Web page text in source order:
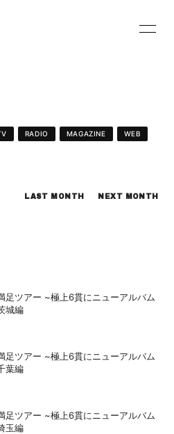
Youtube
PHOTO
RADIO MAGAZINE WEB
LAST MONTH NEXT MONTH
足ツアー ~極上6貫にニューアルバム
城編
足ツアー ~極上6貫にニューアルバム
葉編
足ツアー ~極上6貫にニューアルバム
玉編